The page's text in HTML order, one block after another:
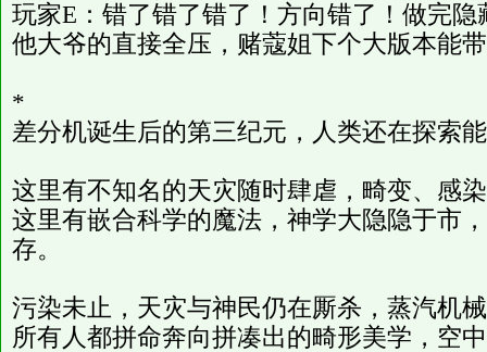
玩家E：错了错了错了！方向错了！做完
他大爷的直接全压，赌蔻姐下个大版本能
*
差分机诞生后的第三纪元，人类还在探索
这里有不知名的天灾随时肆虐，畸变、感
这里有嵌合科学的魔法，神学大隐隐于市
存。
污染未止，天灾与神民仍在厮杀，蒸汽机
所有人都拼命奔向拼凑出的畸形美学，空